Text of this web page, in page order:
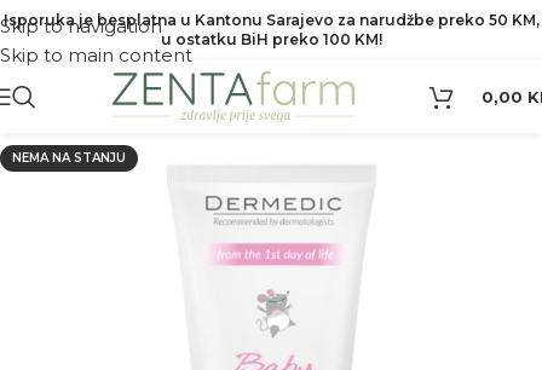
Skip to navigation
Skip to main content
Isporuka je besplatna u Kantonu Sarajevo za narudžbe preko 50 KM,
u ostatku BiH preko 100 KM!
0,00
NEMA NA STANJU